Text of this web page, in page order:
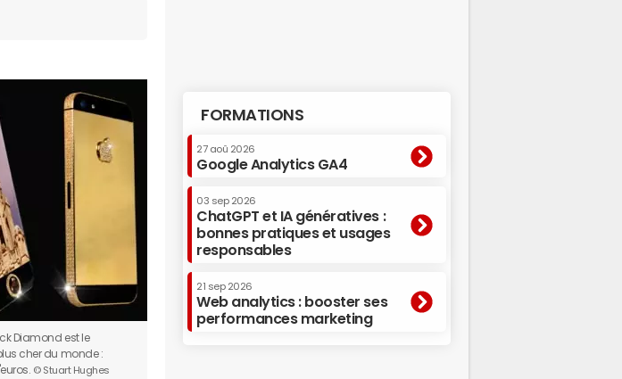
Diamond est le
cher du monde :
© Stuart Hughes
FORMATIONS
27 aoû 2026
Google Analytics GA4
03 sep 2026
ChatGPT et IA génératives :
bonnes pratiques et usages
responsables
21 sep 2026
Web analytics : booster ses
performances marketing